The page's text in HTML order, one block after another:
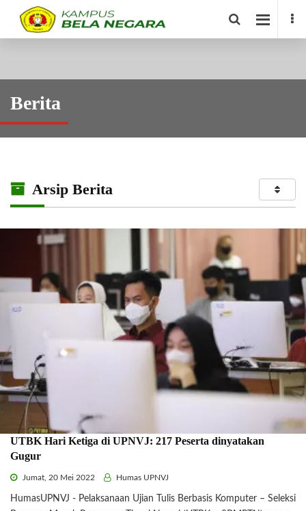
Berita
Arsip Berita
UTBK Hari Ketiga di UPNVJ: 217 Peserta dinyatakan
Gugur
Jumat, 20 Mei 2022 Humas UPNVJ
HumasUPNVJ - Pelaksanaan Ujian Tulis Berbasis Komputer – Seleksi